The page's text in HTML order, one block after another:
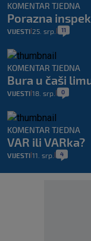
KOMENTAR TJEDNA
Porazna
VIJESTI 25. srp. 11
KOMENTAR TJEDNA
Bura u čaši
VIJESTI 18. srp. 0
KOMENTAR TJEDNA
VAR ili VARka?
VIJESTI 11. srp. 4